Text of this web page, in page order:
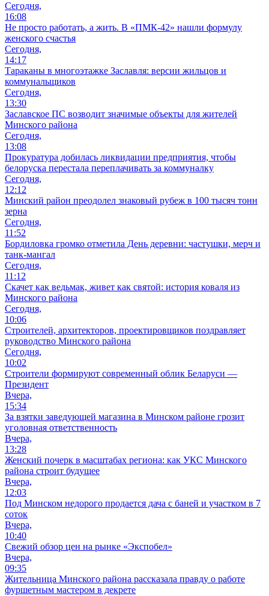
Сегодня,
16:08
Не просто работать, а жить. В «ПМК-42» нашли формулу
женского счастья
Сегодня,
14:17
Тараканы в многоэтажке Заславля: версии жильцов и
коммунальщиков
Сегодня,
13:30
Заславское ПС возводит значимые объекты для жителей
Минского района
Сегодня,
13:08
Прокуратура добилась ликвидации предприятия, чтобы
белоруска перестала переплачивать за коммуналку
Сегодня,
12:12
Минский район преодолел знаковый рубеж в 100 тысяч тонн
зерна
Сегодня,
11:52
Бордиловка громко отметила День деревни: частушки, мерч и
танк-мангал
Сегодня,
11:12
Скачет как ведьмак, живет как святой: история коваля из
Минского района
Сегодня,
10:06
Cтроителей, архитекторов, проектировщиков поздравляет
руководство Минского района
Сегодня,
10:02
Строители формируют современный облик Беларуси —
Президент
Вчера,
15:34
За взятки заведующей магазина в Минском районе грозит
уголовная ответственность
Вчера,
13:28
Женский почерк в масштабах региона: как УКС Минского
района строит будущее
Вчера,
12:03
Под Минском недорого продается дача с баней и участком в 7
соток
Вчера,
10:40
Свежий обзор цен на рынке «Экспобел»
Вчера,
09:35
Жительница Минского района рассказала правду о работе
фуршетным мастером в декрете